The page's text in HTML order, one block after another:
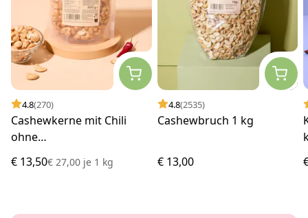
4.8(270)
Cashewkerne mit Chili
ohne
500 g
€ 13,50€ 27,00 je 1 kg
4.8(2535)
Cashewbruch 1 kg
€ 13,00